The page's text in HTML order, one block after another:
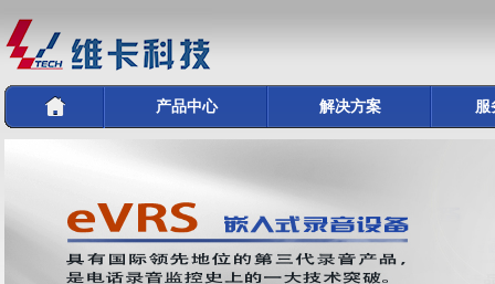
产品中心 解决方案 服